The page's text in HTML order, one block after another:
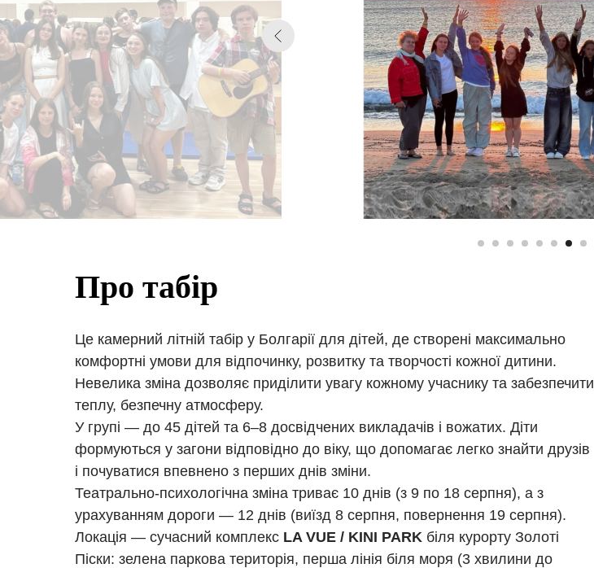
Про табір
Це камерний літній табір у Болгарії для дітей, де створені максимально
комфортні умови для відпочинку, розвитку та творчості кожної дитини.
Невелика зміна дозволяє приділити увагу кожному учаснику та забезпечити
теплу, безпечну атмосферу.
У групі — до 45 дітей та 6–8 досвідчених викладачів і вожатих. Діти
формуються у загони відповідно до віку, що допомагає легко знайти друзів
і почуватися впевнено з перших днів зміни.
Театрально-психологічна зміна триває 10 днів (з 9 по 18 серпня), а з
урахуванням дороги — 12 днів (виїзд 8 серпня, повернення 19 серпня).
Локація — сучасний комплекс LA VUE / KINI PARK біля курорту Золоті
Піски: зелена паркова територія, перша лінія біля моря (3 хвилини до